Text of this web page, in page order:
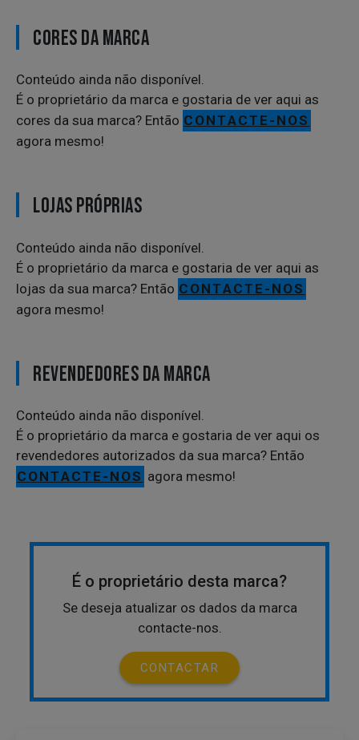
CORES DA MARCA
Conteúdo ainda não disponível.
É o proprietário da marca e gostaria de ver aqui as
cores da sua marca? Então CONTACTE-NOS
agora mesmo!
LOJAS PRÓPRIAS
Conteúdo ainda não disponível.
É o proprietário da marca e gostaria de ver aqui as
lojas da sua marca? Então CONTACTE-NOS
agora mesmo!
REVENDEDORES DA MARCA
Conteúdo ainda não disponível.
É o proprietário da marca e gostaria de ver aqui os
revendedores autorizados da sua marca? Então
CONTACTE-NOS agora mesmo!
É o proprietário desta marca?
Se deseja atualizar os dados da marca
contacte-nos.
CONTACTAR